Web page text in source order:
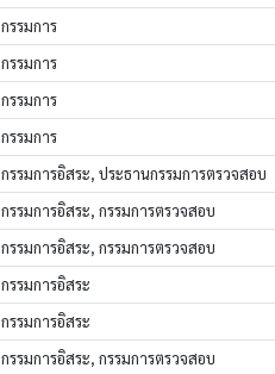
กรรมการ
กรรมการ
กรรมการ
กรรมการ
กรรมการอิสระ, ประธานกรรมการตรวจสอบ
กรรมการอิสระ, กรรมการตรวจสอบ
กรรมการอิสระ, กรรมการตรวจสอบ
กรรมการอิสระ
กรรมการอิสระ
กรรมการอิสระ, กรรมการตรวจสอบ